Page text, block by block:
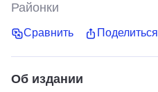
Районки
Сравнить Поделиться
Об издании